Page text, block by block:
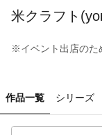
米クラフト
※イベント出店のた
作品一覧 シリーズ